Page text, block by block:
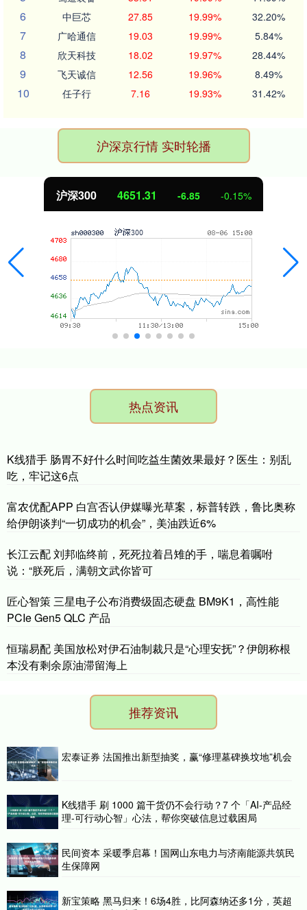
6 中巨芯 27.85 19.99% 32.20%
7 广哈通信 19.03 19.99% 5.84%
8 欣天科技 18.02 19.97% 28.44%
9 飞天诚信 12.56 19.96% 8.49%
10 任子行 7.16 19.93% 31.42%
沪深京行情 实时轮播
沪深300 4651.31 -6.85 -0.15%
热点资讯
K线猎手 肠胃不好什么时间吃益生菌效果最好？医生：别乱
吃，牢记这6点
富农优配APP 白宫否认伊媒曝光草案，标普转跌，鲁比奥称
给伊朗谈判“一切成功的机会”，美油跌近6%
长江云配 刘邦临终前，死死拉着吕雉的手，喘息着嘱咐
说：“朕死后，满朝文武你皆可
匠心智策 三星电子公布消费级固态硬盘 BM9K1，高性能
PCIe Gen5 QLC 产品
恒瑞易配 美国放松对伊石油制裁只是“心理安抚”？伊朗称根
本没有剩余原油滞留海上
推荐资讯
宏泰证券 法国推出新型抽奖，赢“修理墓碑换坟地”机会
K线猎手 刷 1000 篇干货仍不会行动？7 个「AI-产品经
理-可行动心智」心法，帮你突破信息过载困局
民间资本 采暖季启幕！国网山东电力与济南能源共筑民
生保障网
新宝策略 黑马归来！6场4胜，比阿森纳还多1分，英超